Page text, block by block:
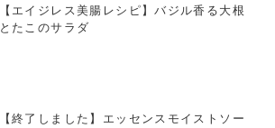
【エイジレス美腸レシピ】バジル香る大根
とたこのサラダ
【終了しました】エッセンスモイストソー